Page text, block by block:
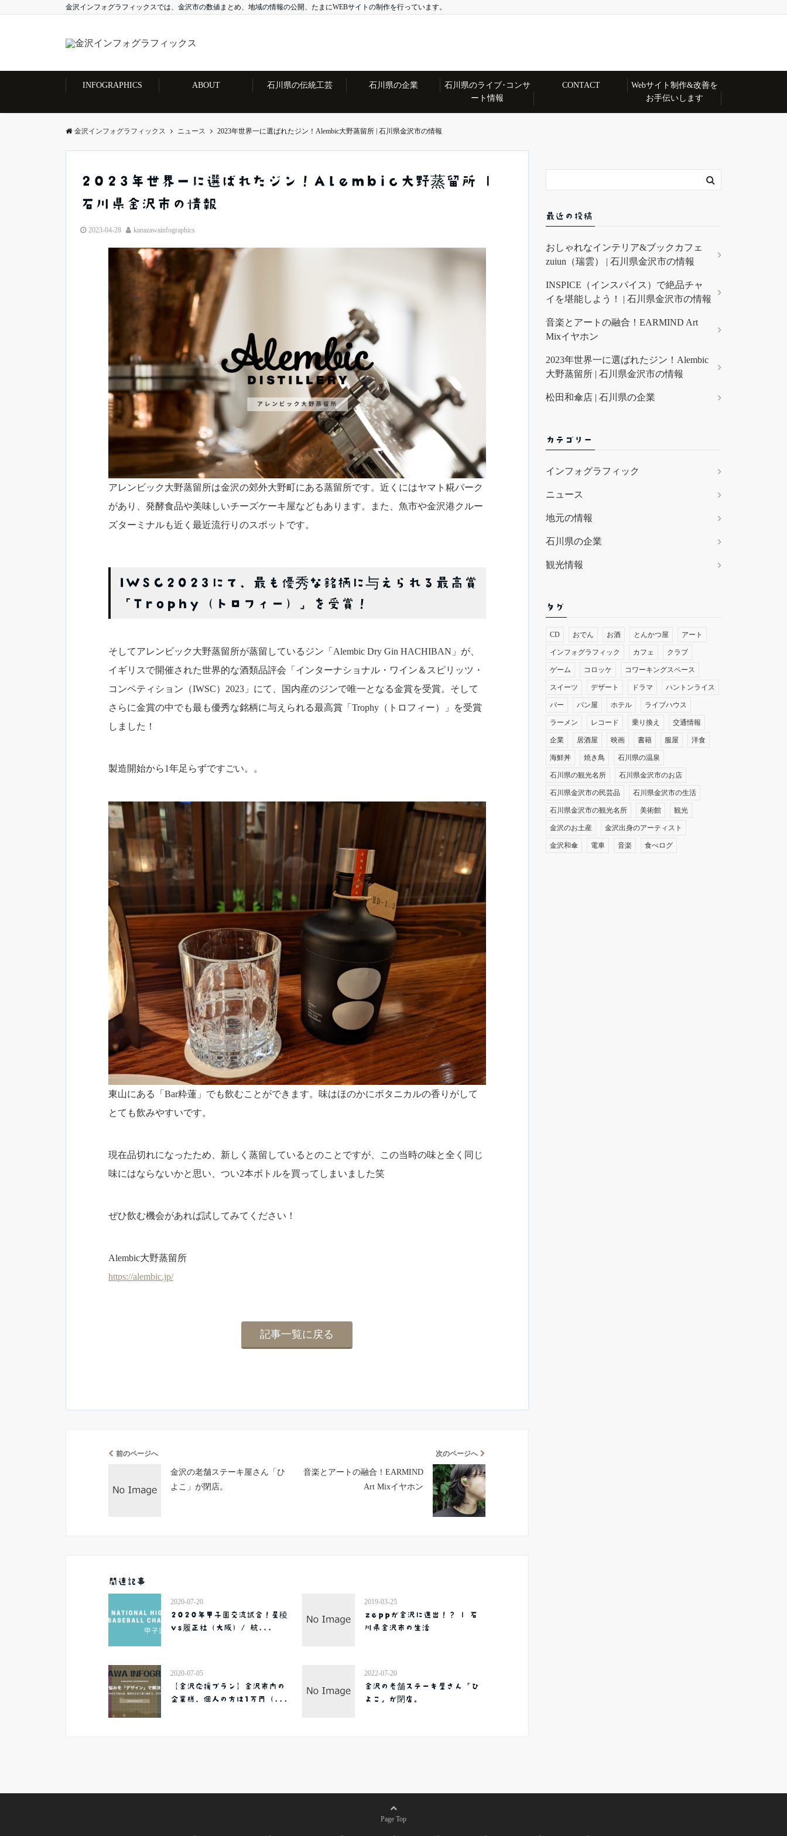
金沢インフォグラフィックスでは、金沢市の数値まとめ、地域の情報の公開、たまにWEBサイトの制作を行っています。
INFOGRAPHICS ABOUT 石川県の伝統工芸 石川県の企業
石川県のライブ･コンサ
ート情報
CONTACT
Webサイト制作&改善を
お手伝いします
金沢インフォグラフィックス ニュース 2023年世界一に選ばれたジン！Alembic大野蒸留所 | 石川県金沢市の情報
2023年世界一に選ばれたジン！Alembic大野蒸留所 |
石川県金沢市の情報
2023-04-28 kanazawainfographics
アレンビック大野蒸留所は金沢の郊外大野町にある蒸留所です。近くにはヤマト糀パーク
があり、発酵食品や美味しいチーズケーキ屋などもあります。また、魚市や金沢港クルー
ズターミナルも近く最近流行りのスポットです。
IWSC2023にて、最も優秀な銘柄に与えられる最高賞
「Trophy（トロフィー）」を受賞！
そしてアレンビック大野蒸留所が蒸留しているジン「Alembic Dry Gin HACHIBAN」が、
イギリスで開催された世界的な酒類品評会「インターナショナル・ワイン＆スピリッツ・
コンペティション（IWSC）2023」にて、国内産のジンで唯一となる金賞を受賞。そして
さらに金賞の中でも最も優秀な銘柄に与えられる最高賞「Trophy（トロフィー）」を受賞
しました！
製造開始から1年足らずですごい。。
東山にある「Bar粋蓮」でも飲むことができます。味はほのかにボタニカルの香りがして
とても飲みやすいです。
現在品切れになったため、新しく蒸留しているとのことですが、この当時の味と全く同じ
味にはならないかと思い、つい2本ボトルを買ってしまいました笑
ぜひ飲む機会があれば試してみてください！
Alembic大野蒸留所
https://alembic.jp/
記事一覧に戻る
前のページへ
金沢の老舗ステーキ屋さん「ひ
よこ」が閉店。
次のページへ
音楽とアートの融合！EARMIND
Art Mixイヤホン
関連記事
2020-07-20
2020年甲子園交流試合！星稜
vs履正社（大阪）/ 航...
2019-03-25
zeppが金沢に進出！？ | 石
川県金沢市の生活
2020-07-05
【金沢応援プラン】金沢市内の
企業様、個人の方は1万円（...
2022-07-20
金沢の老舗ステーキ屋さん「ひ
よこ」が閉店。
最近の投稿
おしゃれなインテリア&ブックカフェ
zuiun（瑞雲） | 石川県金沢市の情報
INSPICE（インスパイス）で絶品チャ
イを堪能しよう！ | 石川県金沢市の情報
音楽とアートの融合！EARMIND Art
Mixイヤホン
2023年世界一に選ばれたジン！Alembic
大野蒸留所 | 石川県金沢市の情報
松田和傘店 | 石川県の企業
カテゴリー
インフォグラフィック
ニュース
地元の情報
石川県の企業
観光情報
タグ
CD おでん お酒 とんかつ屋 アート
インフォグラフィック カフェ クラブ
ゲーム コロッケ コワーキングスペース
スイーツ デザート ドラマ ハントンライス
バー パン屋 ホテル ライブハウス
ラーメン レコード 乗り換え 交通情報
企業 居酒屋 映画 書籍 服屋 洋食
海鮮丼 焼き鳥 石川県の温泉
石川県の観光名所 石川県金沢市のお店
石川県金沢市の民芸品 石川県金沢市の生活
石川県金沢市の観光名所 美術館 観光
金沢のお土産 金沢出身のアーティスト
金沢和傘 電車 音楽 食べログ
Page Top